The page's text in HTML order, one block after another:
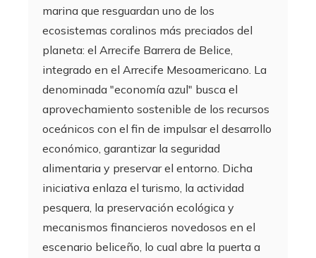
marina que resguardan uno de los
ecosistemas coralinos más preciados del
planeta: el Arrecife Barrera de Belice,
integrado en el Arrecife Mesoamericano. La
denominada "economía azul" busca el
aprovechamiento sostenible de los recursos
oceánicos con el fin de impulsar el desarrollo
económico, garantizar la seguridad
alimentaria y preservar el entorno. Dicha
iniciativa enlaza el turismo, la actividad
pesquera, la preservación ecológica y
mecanismos financieros novedosos en el
escenario beliceño, lo cual abre la puerta a